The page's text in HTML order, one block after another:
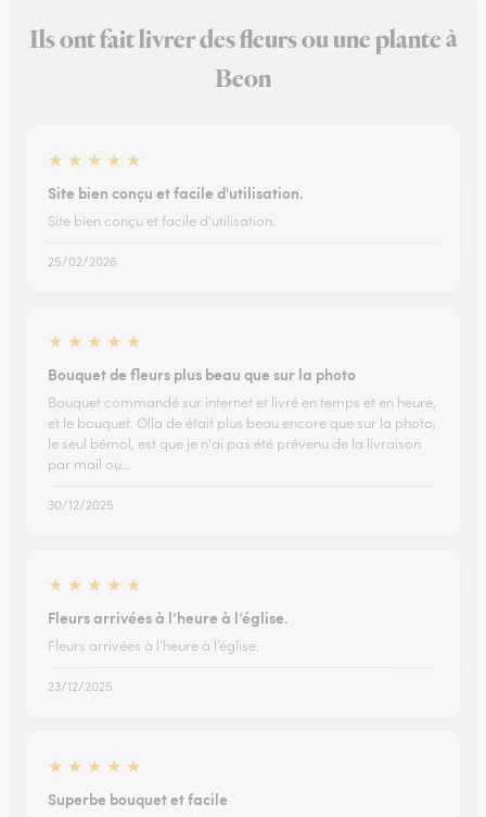
Ils ont fait livrer des fleurs ou une plante à
Beon
★ ★ ★ ★ ★
Site bien conçu et facile d'utilisation.
Site bien conçu et facile d'utilisation.
25/02/2026
★ ★ ★ ★ ★
Bouquet de fleurs plus beau que sur la photo
Bouquet commandé sur internet et livré en temps et en heure,
et le bouquet. Olla de était plus beau encore que sur la photo,
le seul bémol, est que je n'ai pas été prévenu de la livraison
par mail ou…
30/12/2025
★ ★ ★ ★ ★
Fleurs arrivées à l’heure à l’église.
Fleurs arrivées à l’heure à l’église.
23/12/2025
★ ★ ★ ★ ★
Superbe bouquet et facile